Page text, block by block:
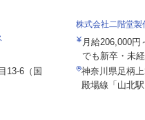
13-6（国
株式会社二階堂製
月給206,000円
でも新卒・未経
神奈川県足柄
殿場線「山北